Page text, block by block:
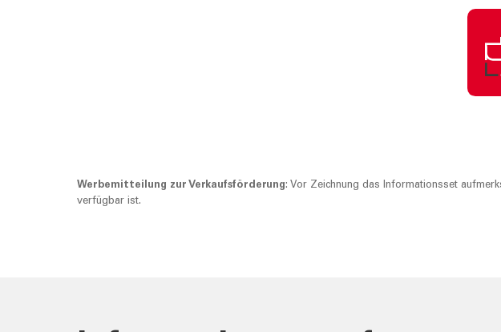
Werbemitteilung zur Verkaufsförderung: Vor Zeichnung das Informationsset
verfügbar ist.